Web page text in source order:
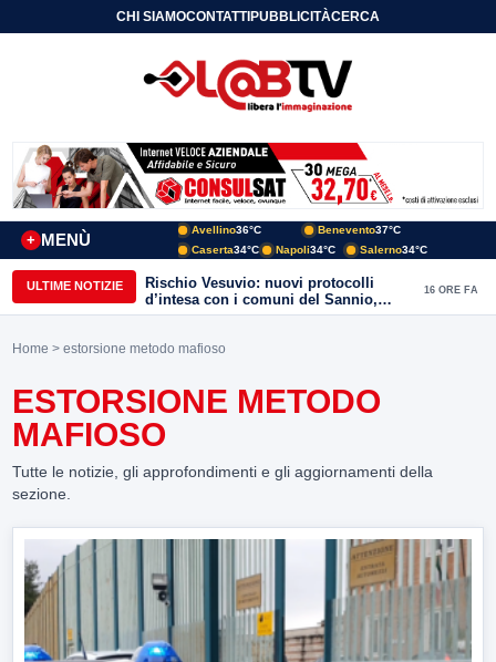
CHI SIAMOCONTATTIPUBBLICITÀCERCA
MENÙ
+
Avellino36°C Benevento37°C
Caserta34°C Napoli34°C Salerno34°C
ULTIME NOTIZIE
Rischio Vesuvio: nuovi protocolli
d’intesa con i comuni del Sannio,
firmato il protocollo con Arpaise
16 ORE FA
Home > estorsione metodo mafioso
ESTORSIONE METODO
MAFIOSO
Tutte le notizie, gli approfondimenti e gli aggiornamenti della
sezione.